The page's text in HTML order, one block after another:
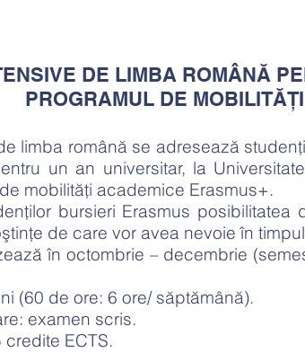
DE LIMBA ROMÂNĂ
PROGRAMUL DE
limba română se adresează
un an universitar, la
mobilități academice Erasmus+.
bursieri Erasmus
de care vor avea nevoie în
în octombrie – decembrie
(60 de ore: 6 ore/ săptămână).
examen scris.
ECTS.